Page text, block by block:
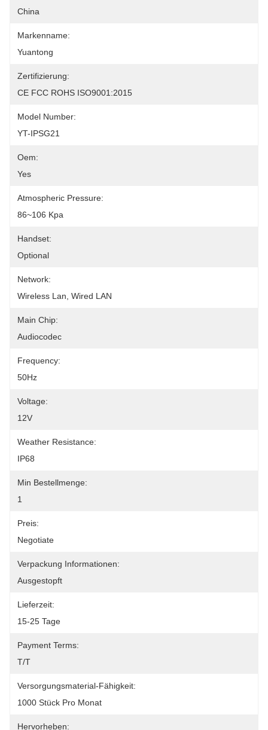
China
Markenname:
Yuantong
Zertifizierung:
CE FCC ROHS ISO9001:2015
Model Number:
YT-IPSG21
Oem:
Yes
Atmospheric Pressure:
86~106 Kpa
Handset:
Optional
Network:
Wireless Lan, Wired LAN
Main Chip:
Audiocodec
Frequency:
50Hz
Voltage:
12V
Weather Resistance:
IP68
Min Bestellmenge:
1
Preis:
Negotiate
Verpackung Informationen:
Ausgestopft
Lieferzeit:
15-25 Tage
Payment Terms:
T/T
Versorgungsmaterial-Fähigkeit:
1000 Stück Pro Monat
Hervorheben: